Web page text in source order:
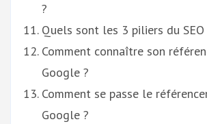
?
Quels sont les 3 piliers du SEO
Comment connaître son
Google ?
Comment se passe le
Google ?